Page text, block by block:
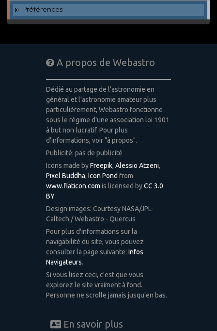
Préférences
A propos de Webastro
Dédié au partage de l'astronomie en
général et l'astronomie amateur plus
particulièrement, Webastro fonctionne
sous le régime d'une association loi 1901
à but non lucratif. Pour plus
d'informations, voir "à propos".
Publicité: pas de publicité
Icons made byFreepik, Alessio Atzeni,
Pixel Buddha, Icon Pond from
www.flaticon.com is licensed byCC 3.0
BY
Design images: Courtesy NASA/JPL-
Caltech / Webastro - Quercus
Pour plus d'informations sur la
navigabilité du site, vous pouvez
consulter la page suivante: Infos
Navigateurs.
Si vous lisez ceci, c'est que vous
explorez le site vraiment à fond.
Personne ne scrolle jamais jusqu'en bas.
En savoir plus